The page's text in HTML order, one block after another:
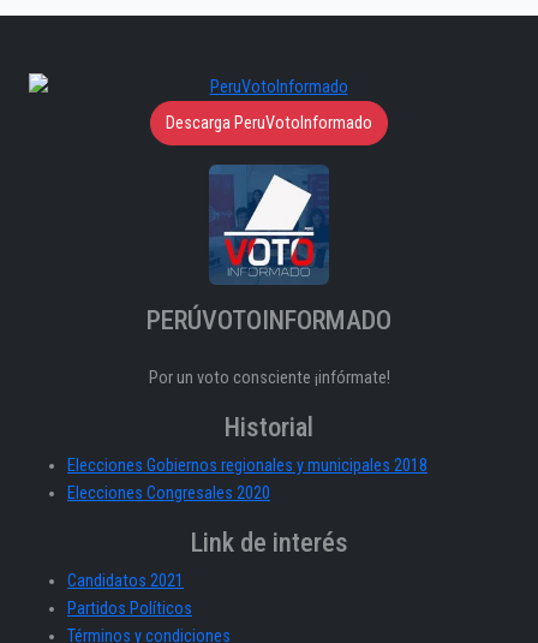
Descarga PeruVotoInformado
PERÚVOTOINFORMADO
Por un voto consciente ¡infórmate!
Historial
Elecciones Gobiernos regionales y municipales 2018
Elecciones Congresales 2020
Link de interés
Candidatos 2021
Partidos Políticos
Términos y condiciones